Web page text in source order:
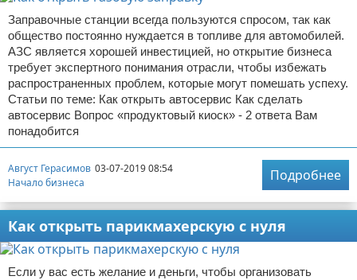
Заправочные станции всегда пользуются спросом, так как
общество постоянно нуждается в топливе для автомобилей.
АЗС является хорошей инвестицией, но открытие бизнеса
требует экспертного понимания отрасли, чтобы избежать
распространенных проблем, которые могут помешать успеху.
Статьи по теме: Как открыть автосервис Как сделать
автосервис Вопрос «продуктовый киоск» - 2 ответа Вам
понадобится
Август Герасимов 03-07-2019 08:54
Начало бизнеса
Подробнее
Как открыть парикмахерскую с нуля
Если у вас есть желание и деньги, чтобы организовать